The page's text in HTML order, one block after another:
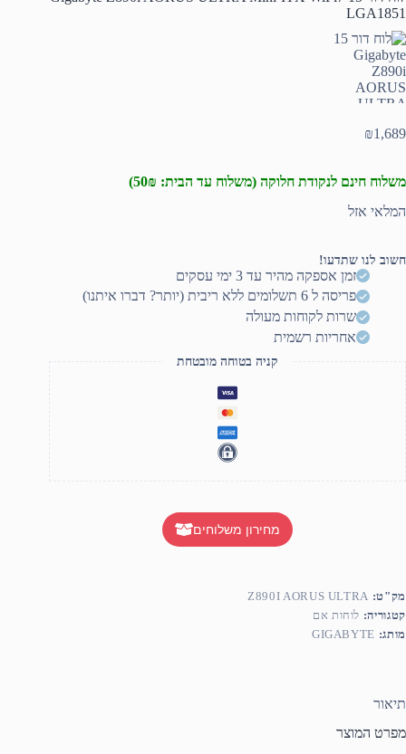
LGA1851
₪1,689
משלוח חינם לנקודת חלוקה (משלוח עד הבית: 50₪)
המלאי אזל
חשוב לנו שתדעו!
זמן אספקה מהיר עד 3 ימי עסקים
פריסה ל 6 תשלומים ללא ריבית (יותר? דברו איתנו)
שרות לקוחות מעולה
אחריות רשמית
קניה בטוחה מובטחת
מחירון משלוחים
מק"ט: Z890I AORUS ULTRA
קטגוריה: לוחות אם
מותג: GIGABYTE
תיאור
מפרט המוצר